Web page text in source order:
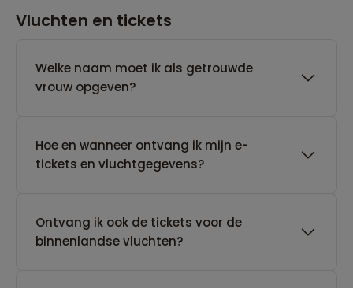
Vluchten en tickets
Welke naam moet ik als getrouwde
vrouw opgeven?
Hoe en wanneer ontvang ik mijn e-
tickets en vluchtgegevens?
Ontvang ik ook de tickets voor de
binnenlandse vluchten?